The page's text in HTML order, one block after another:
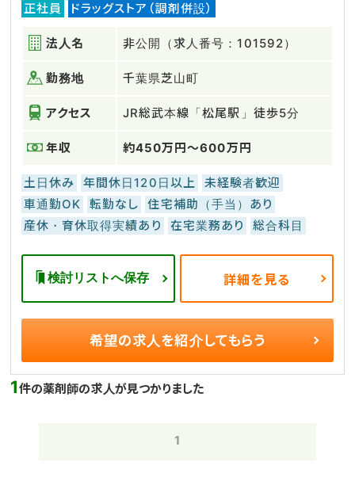
正社員 ドラッグストア（調剤併設）
法人名 非公開（求人番号：101592）
勤務地 千葉県芝山町
アクセス JR総武本線「松尾駅」徒歩5分
年収 約450万円～600万円
土日休み 年間休日120日以上
未経験者歓迎
車通勤OK
転勤なし
住宅補助（手当）あり
産休・育休取得実績あり
在宅業務あり 総合科目
検討リストへ保存 詳細を見る
希望の求人を紹介してもらう
1件の薬剤師の求人が見つかりました
1